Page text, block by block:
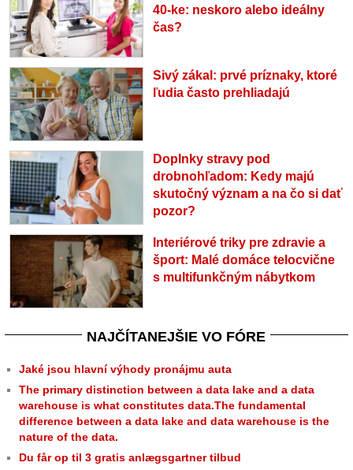
40-ke: neskoro alebo ideálny
čas?
Sivý zákal: prvé príznaky, ktoré
ľudia často prehliadajú
Doplnky stravy pod
drobnohľadom: Kedy majú
skutočný význam a na čo si dať
pozor?
Interiérové triky pre zdravie a
šport: Malé domáce telocvične
s multifunkčným nábytkom
NAJČÍTANEJŠIE VO FÓRE
Jaké jsou hlavní výhody pronájmu auta
The primary distinction between a data lake and a data
warehouse is what constitutes data.The fundamental
difference between a data lake and data warehouse is the
nature of the data.
Du får op til 3 gratis anlægsgartner tilbud